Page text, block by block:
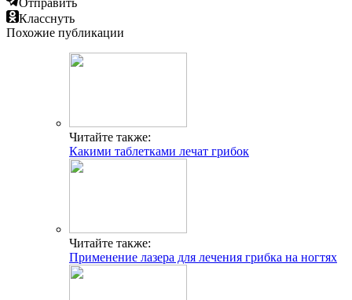
Отправить
Класснуть
Похожие публикации
Читайте также:
Какими таблетками лечат грибок
Читайте также:
Применение лазера для лечения грибка на ногтях